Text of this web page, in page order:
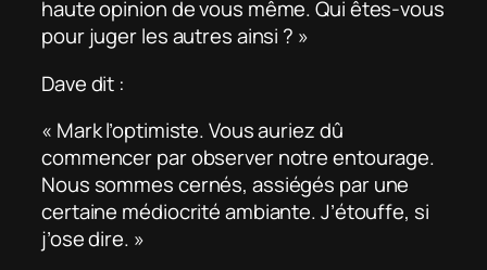
haute opinion de vous même. Qui êtes-vous
pour juger les autres ainsi ? »
Dave dit :
« Mark l’optimiste. Vous auriez dû
commencer par observer notre entourage.
Nous sommes cernés, assiégés par une
certaine médiocrité ambiante. J’étouffe, si
j’ose dire. »